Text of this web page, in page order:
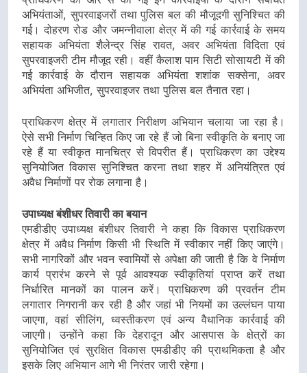
अभियंताओं, सुपरवाइजरों तथा पुलिस बल की मौजूदगी सुनिश्चित की
गई। दोहरण रोड और जमन्नीवाला क्षेत्र में की गई कार्रवाई के समय
सहायक अभियंता शैलेन्द्र सिंह रावत, अवर अभियंता विदिता एवं
सुपरवाइजरी टीम मौजूद रही। वहीं कैलाश पाम सिटी सोसायटी में की
गई कार्रवाई के दौरान सहायक अभियंता शशांक सक्सेना, अवर
अभियंता अभिजीत, सुपरवाइजर तथा पुलिस बल तैनात रहा।
प्राधिकरण क्षेत्र में लगातार निरीक्षण अभियान चलाया जा रहा है।
ऐसे सभी निर्माण चिन्हित किए जा रहे हैं जो बिना स्वीकृति के बनाए जा
रहे हैं या स्वीकृत मानचित्र से विपरीत हैं। प्राधिकरण का उद्देश्य
सुनियोजित विकास सुनिश्चित करना तथा शहर में अनियंत्रित एवं
अवैध निर्माणों पर रोक लगाना है।
उपाध्यक्ष बंशीधर तिवारी का बयान
एमडीडीए उपाध्यक्ष बंशीधर तिवारी ने कहा कि विकास प्राधिकरण
क्षेत्र में अवैध निर्माण किसी भी स्थिति में स्वीकार नहीं किए जाएंगे।
सभी नागरिकों और भवन स्वामियों से अपेक्षा की जाती है कि वे निर्माण
कार्य प्रारंभ करने से पूर्व आवश्यक स्वीकृतियां प्राप्त करें तथा
निर्धारित मानकों का पालन करें। प्राधिकरण की प्रवर्तन टीम
लगातार निगरानी कर रही है और जहां भी नियमों का उल्लंघन पाया
जाएगा, वहां सीलिंग, ध्वस्तीकरण एवं अन्य वैधानिक कार्रवाई की
जाएगी। उन्होंने कहा कि देहरादून और आसपास के क्षेत्रों का
सुनियोजित एवं सुरक्षित विकास एमडीडीए की प्राथमिकता है और
इसके लिए अभियान आगे भी निरंतर जारी रहेगा।